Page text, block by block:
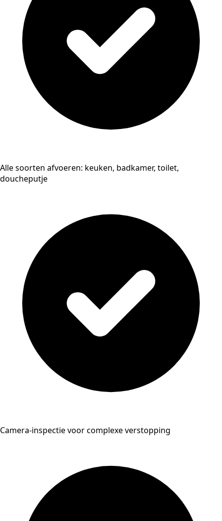
Alle soorten afvoeren: keuken, badkamer, toilet,
doucheputje
Camera-inspectie voor complexe verstopping